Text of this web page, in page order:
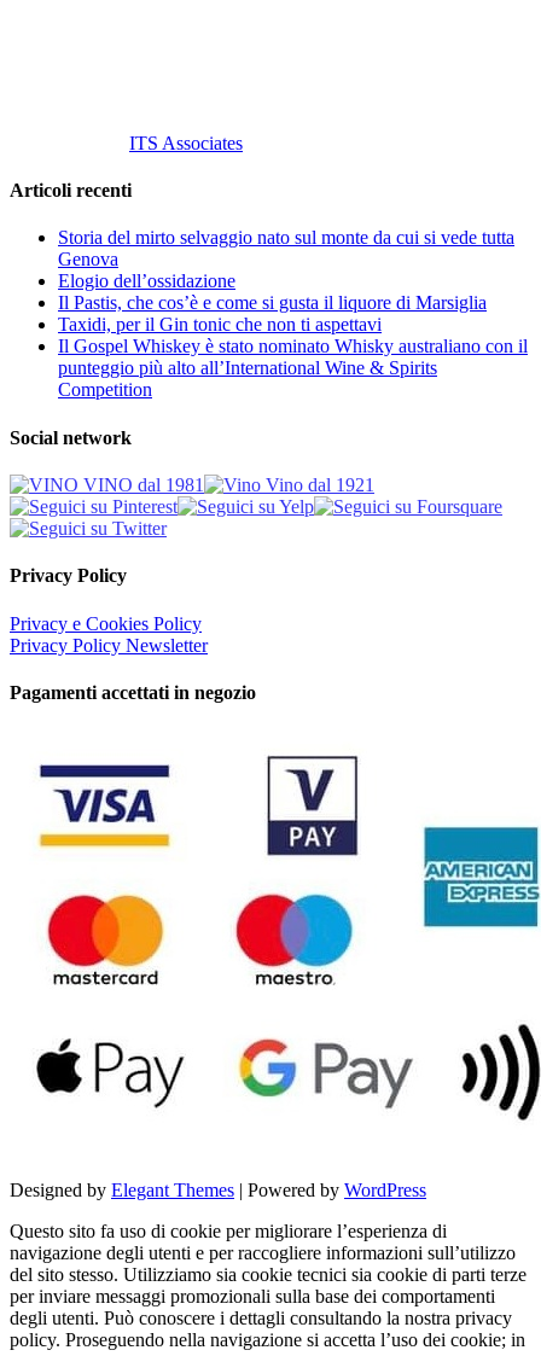
ITS Associates
Articoli recenti
Storia del mirto selvaggio nato sul monte da cui si vede tutta
Genova
Elogio dell’ossidazione
Il Pastis, che cos’è e come si gusta il liquore di Marsiglia
Taxidi, per il Gin tonic che non ti aspettavi
Il Gospel Whiskey è stato nominato Whisky australiano con il
punteggio più alto all’International Wine & Spirits
Competition
Social network
Privacy Policy
Privacy e Cookies Policy
Privacy Policy Newsletter
Pagamenti accettati in negozio
Designed by Elegant Themes | Powered by WordPress
Questo sito fa uso di cookie per migliorare l’esperienza di
navigazione degli utenti e per raccogliere informazioni sull’utilizzo
del sito stesso. Utilizziamo sia cookie tecnici sia cookie di parti terze
per inviare messaggi promozionali sulla base dei comportamenti
degli utenti. Può conoscere i dettagli consultando la nostra privacy
policy. Proseguendo nella navigazione si accetta l’uso dei cookie; in